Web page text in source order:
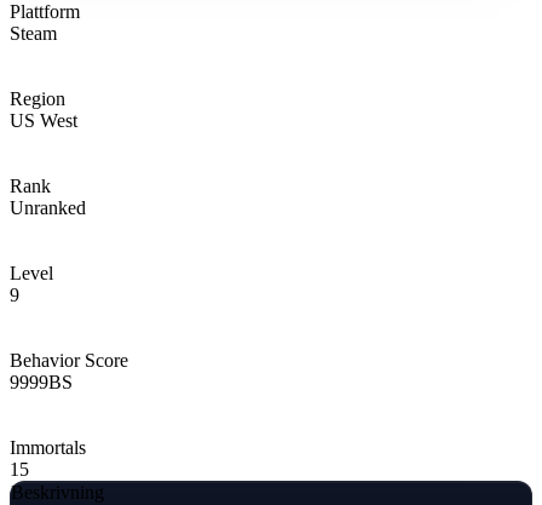
Plattform
Steam
Region
US West
Rank
Unranked
Level
9
Behavior Score
9999BS
Immortals
15
Beskrivning